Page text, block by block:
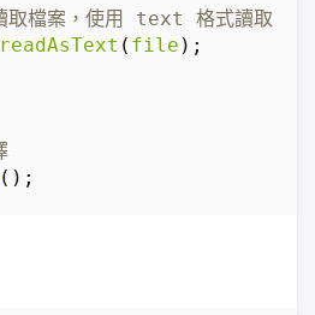
readAsText ( file );
();